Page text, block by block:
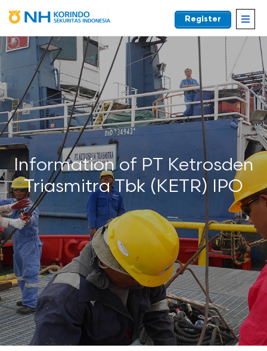
EN
Register
Information of PT Ketrosden
Triasmitra Tbk (KETR) IPO